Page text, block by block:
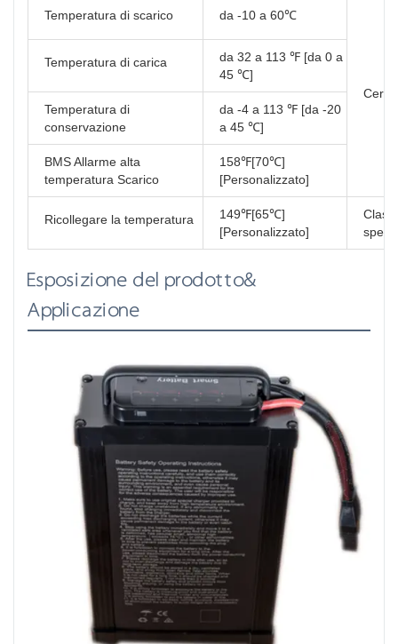
Temperatura di scarico da -10 a 60℃
Temperatura di carica
da 32 a 113 ℉ [da 0 a
45 ℃]
Temperatura di
conservazione
da -4 a 113 ℉ [da -20
a 45 ℃]
BMS Allarme alta
temperatura Scarico
158℉[70℃]
[Personalizzato]
Ricollegare la temperatura
149℉[65℃]
[Personalizzato]
Esposizione del prodotto&
Applicazione